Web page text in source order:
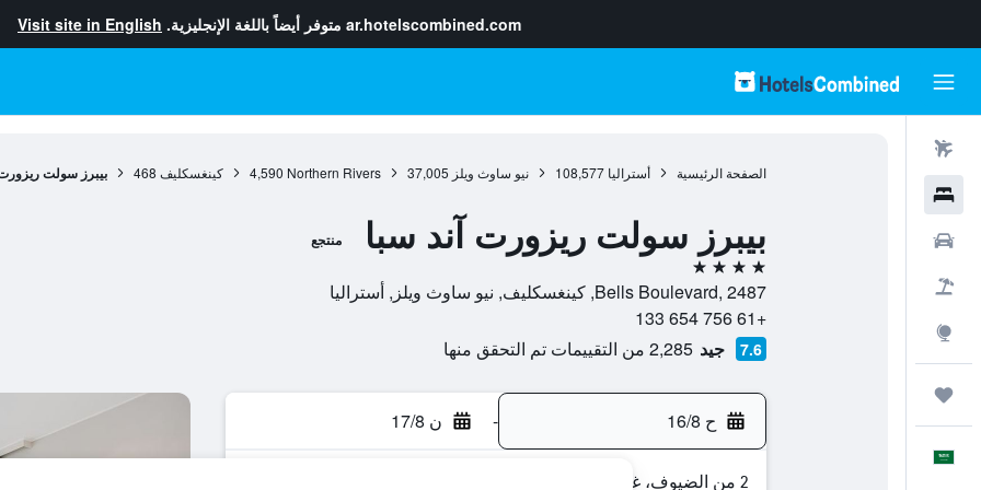
ar.hotelscombined.com متوفر أيضاً باللغة الإنجليزية. Visit site in English
الصفحة الرئيسية أستراليا 108,577 نيو ساوث ويلز 37,005
Northern Rivers
4,590 كينغسكليف 468 بيبرز سولت
بيبرز سولت ريزورت آند سبا منتجع
4 نجوم
Bells Boulevard, 2487, كينغسكليف, نيو ساوث ويلز, أستراليا
+61 756 654 133
7.6 جيد 2,285 من التقييمات تم التحقق منها
ح 16/8 - ن 17/8
2 من الضيوف، غرفة واحدة